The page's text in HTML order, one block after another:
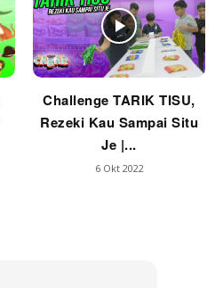
Challenge TARIK TISU,
Rezeki Kau Sampai Situ
Je |...
6 Okt 2022